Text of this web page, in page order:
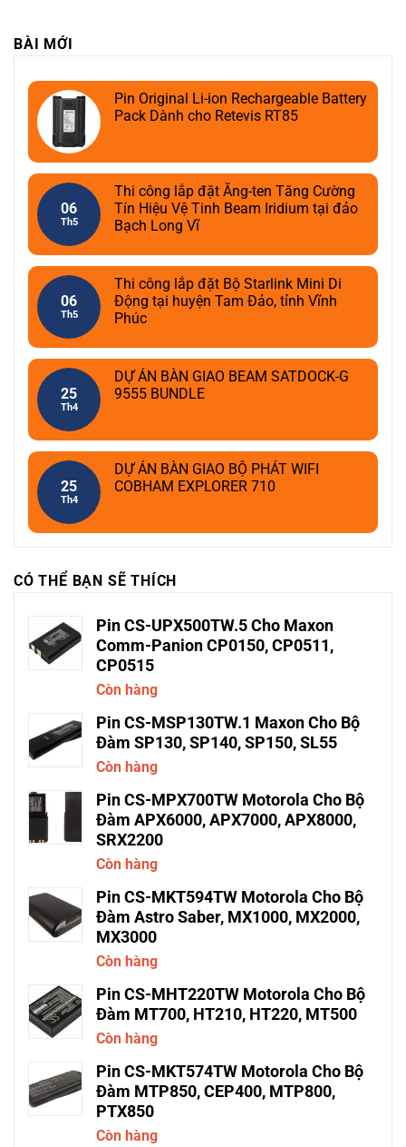
BÀI MỚI
Pin Original Li-ion Rechargeable Battery
Pack Dành cho Retevis RT85
06
Th5
Thi công lắp đặt Ăng-ten Tăng Cường
Tín Hiệu Vệ Tinh Beam Iridium tại đảo
Bạch Long Vĩ
06
Th5
Thi công lắp đặt Bộ Starlink Mini Di
Động tại huyện Tam Đảo, tỉnh Vĩnh
Phúc
25
Th4
DỰ ÁN BÀN GIAO BEAM SATDOCK-G
9555 BUNDLE
25
Th4
DỰ ÁN BÀN GIAO BỘ PHÁT WIFI
COBHAM EXPLORER 710
CÓ THỂ BẠN SẼ THÍCH
Pin CS-UPX500TW.5 Cho Maxon
Comm-Panion CP0150, CP0511,
CP0515
Còn hàng
Pin CS-MSP130TW.1 Maxon Cho Bộ
Đàm SP130, SP140, SP150, SL55
Còn hàng
Pin CS-MPX700TW Motorola Cho Bộ
Đàm APX6000, APX7000, APX8000,
SRX2200
Còn hàng
Pin CS-MKT594TW Motorola Cho Bộ
Đàm Astro Saber, MX1000, MX2000,
MX3000
Còn hàng
Pin CS-MHT220TW Motorola Cho Bộ
Đàm MT700, HT210, HT220, MT500
Còn hàng
Pin CS-MKT574TW Motorola Cho Bộ
Đàm MTP850, CEP400, MTP800,
PTX850
Còn hàng